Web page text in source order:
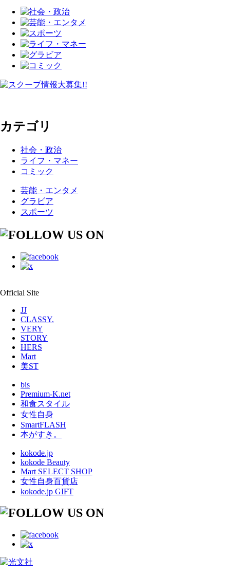
カテゴリ
社会・政治
ライフ・マネー
コミック
芸能・エンタメ
グラビア
スポーツ
Official Site
JJ
CLASSY.
VERY
STORY
HERS
Mart
美ST
bis
Premium-K.net
和食スタイル
女性自身
SmartFLASH
本がすき。
kokode.jp
kokode Beauty
Mart SELECT SHOP
女性自身百貨店
kokode.jp GIFT